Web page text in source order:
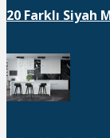
20 Farklı Siyah